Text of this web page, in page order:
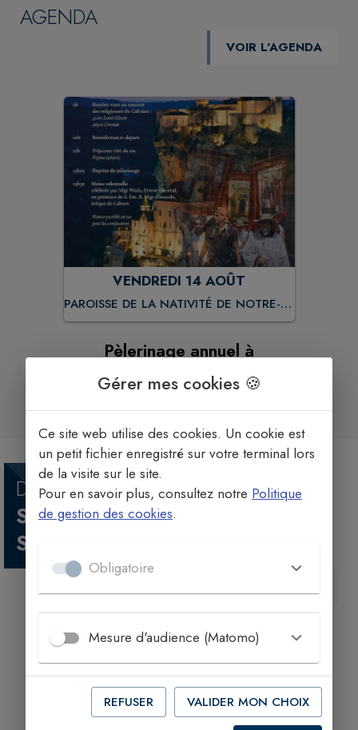
AGENDA
VOIR L'AGENDA
VENDREDI 14 AOÛT
PAROISSE DE LA NATIVITÉ DE NOTRE-
DAME À GASSERAS
Pèlerinage annuel à
Rocamadour
DÉCOUVRIRPAROISSE DE
SAINT-CÉRÉ ET
SOUSCEYRAC
Gérer mes cookies 🍪
Ce site web utilise des cookies. Un cookie est
un petit fichier enregistré sur votre terminal lors
de la visite sur le site.
Pour en savoir plus, consultez notre Politique
de gestion des cookies.
Obligatoire
Mesure d'audience (Matomo)
REFUSER VALIDER MON CHOIX